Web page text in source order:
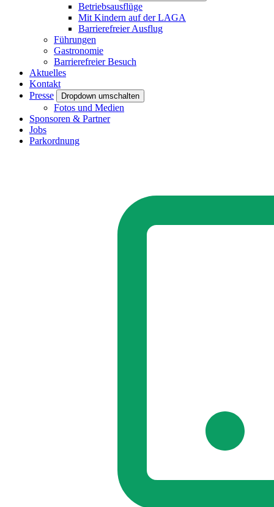
Betriebsausflüge
Mit Kindern auf der LAGA
Barrierefreier Ausflug
Führungen
Gastronomie
Barrierefreier Besuch
Aktuelles
Kontakt
Presse
Dropdown umschalten
Fotos und Medien
Sponsoren & Partner
Jobs
Parkordnung